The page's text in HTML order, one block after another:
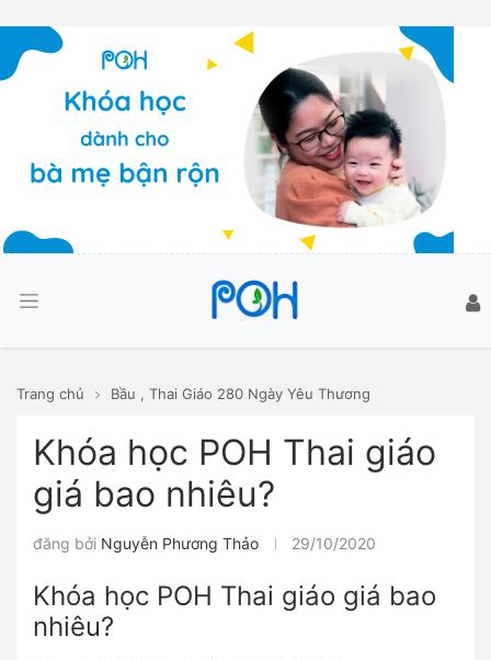
Trang chủ Bầu , Thai Giáo 280 Ngày Yêu Thương
Khóa học POH Thai giáo
giá bao nhiêu?
đăng bởi Nguyễn Phương Thảo 29/10/2020
Khóa học POH Thai giáo giá bao
nhiêu?